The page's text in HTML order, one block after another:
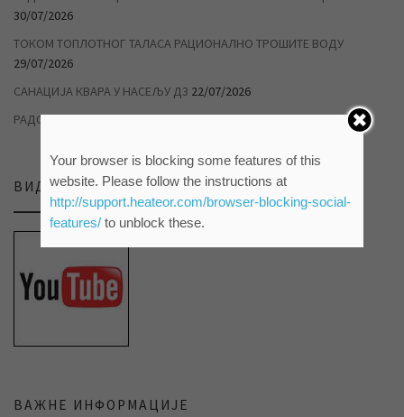
30/07/2026
ТОКОМ ТОПЛОТНОГ ТАЛАСА РАЦИОНАЛНО ТРОШИТЕ ВОДУ
29/07/2026
САНАЦИЈА КВАРА У НАСЕЉУ Д3 22/07/2026
РАДОВИ НА ДУВАНИЦИ14/07/2026
ВИДЕО ПРИЛОЗИ НА НАШЕМ ЈУТЈУБ КАНАЛУ
ВАЖНЕ ИНФОРМАЦИЈЕ
Your browser is blocking some features of this
website. Please follow the instructions at
http://support.heateor.com/browser-blocking-social-
features/to unblock these.